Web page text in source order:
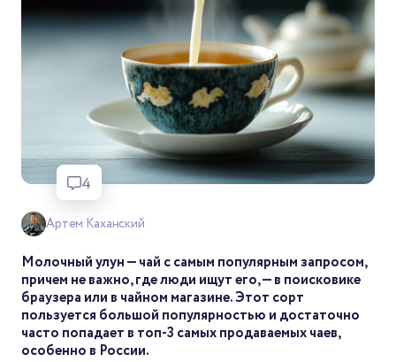
4
Артем Каханский
Молочный улун — чай с самым популярным запросом,
причем не важно, где люди ищут его, — в поисковике
браузера или в чайном магазине. Этот сорт
пользуется большой популярностью и достаточно
часто попадает в топ-3 самых продаваемых чаев,
особенно в России.